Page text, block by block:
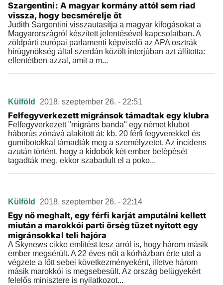
Szargentini: A magyar kormány attól sem riad
vissza, hogy becsmérelje őt
Judith Sargentini visszautasítja a magyar kifogásokat a
Magyarországról készített jelentésével kapcsolatban. A
zöldpárti európai parlamenti képviselő az APA osztrák
hírügynökség által szerdán közölt interjúban azt állította:
ellentétben azzal, amit a m...
Külföld 2018. szeptember 26. - 22:51
Felfegyverkezett migránsok támadtak egy klubra
Felfegyverkezett "migráns banda" egy német klubot
háborús zónává alakított át: kb. 20 férfi fegyverekkel és
gumibotokkal támadták meg a személyzetet. Az incidens
azután történt, hogy a kidobók két ember belépését
tagadták meg, ekkor szabadult el a poko...
Külföld 2018. szeptember 26. - 22:14
Egy nő meghalt, egy férfi karját amputálni kellett
miután a marokkói parti őrség tüzet nyitott egy
migránsokkal teli hajóra
A Skynews cikke említést tesz arról is, hogy három másik
ember megsérült. A 22 éves nőt a kórházban érte utol a
végzete a lőtt sebei következményeként, illetve három
másik marokkói is megsebesült. Az ország belügyekért
felelős minisztere is nyilatkozot...